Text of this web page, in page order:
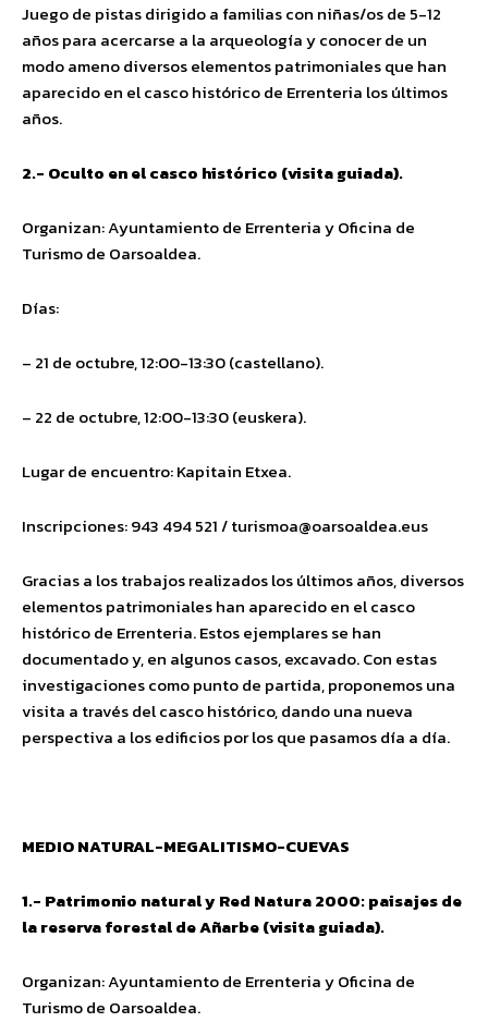
Juego de pistas dirigido a familias con niñas/os de 5-12
años para acercarse a la arqueología y conocer de un
modo ameno diversos elementos patrimoniales que han
aparecido en el casco histórico de Errenteria los últimos
años.
2.- Oculto en el casco histórico (visita guiada).
Organizan: Ayuntamiento de Errenteria y Oficina de
Turismo de Oarsoaldea.
Días:
– 21 de octubre, 12:00-13:30 (castellano).
– 22 de octubre, 12:00-13:30 (euskera).
Lugar de encuentro: Kapitain Etxea.
Inscripciones: 943 494 521 /turismoa@oarsoaldea.eus
Gracias a los trabajos realizados los últimos años, diversos
elementos patrimoniales han aparecido en el casco
histórico de Errenteria. Estos ejemplares se han
documentado y, en algunos casos, excavado. Con estas
investigaciones como punto de partida, proponemos una
visita a través del casco histórico, dando una nueva
perspectiva a los edificios por los que pasamos día a día.
MEDIO NATURAL-MEGALITISMO-CUEVAS
1.- Patrimonio natural y Red Natura 2000: paisajes de
la reserva forestal de Añarbe (visita guiada).
Organizan: Ayuntamiento de Errenteria y Oficina de
Turismo de Oarsoaldea.